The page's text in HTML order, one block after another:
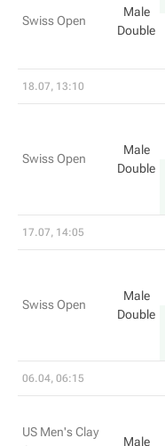
Swiss Open
Male
Double
18.07, 13:10
Swiss Open
Male
Double
17.07, 14:05
Swiss Open
Male
Double
06.04, 06:15
US Men's Clay
Male